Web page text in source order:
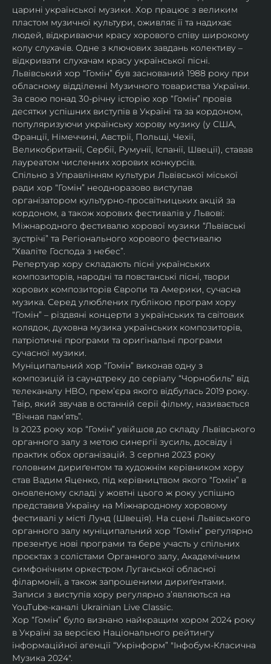
царині української музики. Хор працює з великим
пластом музичної культури, оживляє її та надихає
людей, відкриваючи красу хорового співу широкому
колу слухачів. Одне з ключових завдань колективу –
відкривати слухачам красу української пісні.
Львівський хор “Гомін” був заснований 1988 року при
обласному відділенні Музичного товариства України.
За свою понад 30-річну історію хор “Гомін” провів
десятки успішних виступів в Україні та за кордоном,
популяризуючи українську хорову музику (у США,
Франції, Німеччині, Австрії, Польщі, Чехії,
Великобританії, Сербії, Румунії, Іспанії, Швеції), ставав
лауреатом численних хорових конкурсів.
Спільно з Управлінням культури Львівської міської
ради хор “Гомін” неодноразово виступав
організатором культурно-просвітницьких акцій за
кордоном, а також хорових фестивалів у Львові:
Міжнародного фестивалю хорової музики “Львівські
зустрічі” та Регіонального хорового фестивалю
“Хваліте Господа з небес”.
Репертуар хору складають пісні українських
композиторів, народні та повстанські пісні, твори
хорових композиторів Європи та Америки, сучасна
музика. Серед улюблених публікою програм хору
“Гомін” – різдвяні концерти з українських та світових
колядок, духовна музика українських композиторів,
патріотичні програми та оригінальні програми
сучасної музики.
Муніципальний хор “Гомін” виконав одну з
композицій із саундтреку до серіалу “Чорнобиль” від
телеканалу HBO, премʼєра якого відбулась 2019 року.
Твір, який звучав в останній серії фільму, називається
“Вічная пам’ять”.
Із 2023 року хор “Гомін” увійшов до складу Львівського
органного залу з метою синергії зусиль, досвіду і
практик обох організацій. З серпня 2023 року
головним дириґентом та художнім керівником хору
став Вадим Яценко, під керівництвом якого “Гомін” в
оновленому складі у жовтні цього ж року успішно
представив Україну на Міжнародному хоровому
фестивалі у місті Лунд (Швеція). На сцені Львівського
органного залу муніципальний хор “Гомін” регулярно
презентує нові програми та бере участь у спільних
проєктах з солістами Органного залу, Академічним
симфонічним оркестром Луганської обласної
філармонії, а також запрошеними дириґентами.
Записи з виступів хору регулярно зʼявляються на
YouTube-каналі Ukrainian Live Classic.
Хор “Гомін” було визнано найкращим хором 2024 року
в Україні за версією Національного рейтингу
інформаційної агенції “Укрінформ” "Інфобум-Класична
Музика 2024".